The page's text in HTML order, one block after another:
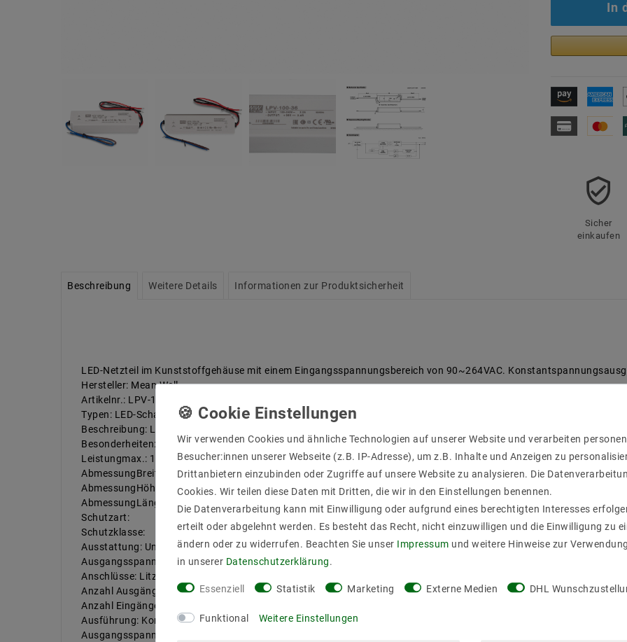
In
Sicher
einkaufen
Beschreibung Weitere Details Informationen zur Produktsicherheit
LED-Netzteil im Kunststoffgehäuse mit einem Eingangsspannungsbereich von 90~264VAC.
Hersteller: Mean Well
Artikelnr.: LPV-100-36
Typen: LED-Schaltnetzteil
Beschreibung: LED-Netzteil im Kunststoffgehäuse mit einem Eingangsspannungsbereich von 90~264VAC.
Besonderheiten:
Leistungmax.: 100 W
AbmessungBreitein mm: 52
AbmessungHöhein mm: 37
AbmessungLängein mm: 190
Schutzart:
Schutzklasse:
Ausstattung: Universaleingang;Überlastschutz durch Abschalten, auto recovery;geschützt gegen Kurzschluss,
Ausgangsspannung
Anschlüsse: Litze
Anzahl Ausgänge: 1
Anzahl Eingänge: 1
Ausführung: Konstantspannung
Ausgangsspannungmax.: 36 V/DC
Wir verwenden Cookies und ähnliche Technologien auf unserer Website und verarbeiten
Besucher:innen unserer Webseite (z.B. IP-Adresse), um z.B. Inhalte und Anzeigen zu
Drittanbietern einzubinden oder Zugriffe auf unsere Website zu analysieren. Die
Cookies. Wir teilen diese Daten mit Dritten, die wir in den Einstellungen benennen.
Die Datenverarbeitung kann mit Einwilligung oder aufgrund eines berechtigten Interesses
erteilt oder abgelehnt werden. Es besteht das Recht, nicht einzuwilligen und die Einwilligung zu
ändern oder zu widerrufen. Beachten Sie unser Impressum und weitere Hinweise zur
in unserer Daten­schutz­erklärung.
Essenziell Statistik Marketing Externe Medien DHL
Funktional Weitere Einstellungen